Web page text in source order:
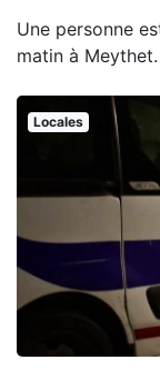
Une personne
matin à Meythet.
Locales